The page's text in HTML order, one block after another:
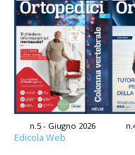
n.5 - Giugno 2026
Edicola Web